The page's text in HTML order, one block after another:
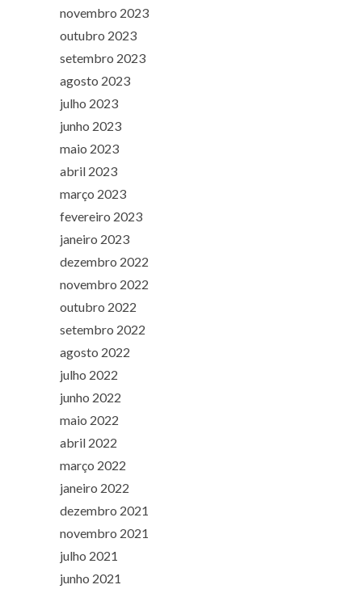
novembro 2023
outubro 2023
setembro 2023
agosto 2023
julho 2023
junho 2023
maio 2023
abril 2023
março 2023
fevereiro 2023
janeiro 2023
dezembro 2022
novembro 2022
outubro 2022
setembro 2022
agosto 2022
julho 2022
junho 2022
maio 2022
abril 2022
março 2022
janeiro 2022
dezembro 2021
novembro 2021
julho 2021
junho 2021